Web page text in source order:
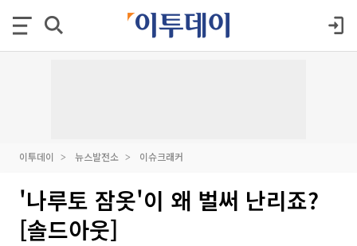
이투데이 뉴스발전소 이슈크래커
'나루토 잠옷'이 왜 벌써 난리죠?
[솔드아웃]